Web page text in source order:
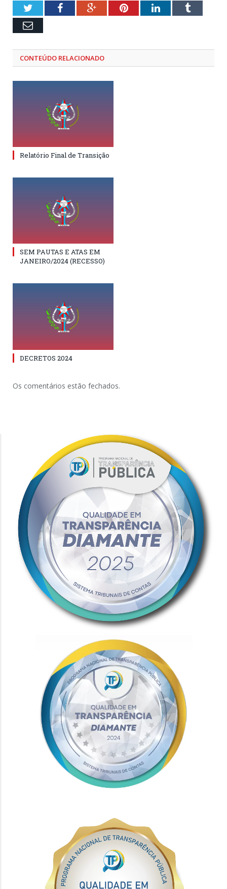
TwitterFacebookGoogle+PinterestLinkedInTumblr
Email
CONTEÚDO RELACIONADO
Relatório Final de Transição
SEM PAUTAS E ATAS EM
JANEIRO/2024 (RECESSO)
DECRETOS 2024
Os comentários estão fechados.